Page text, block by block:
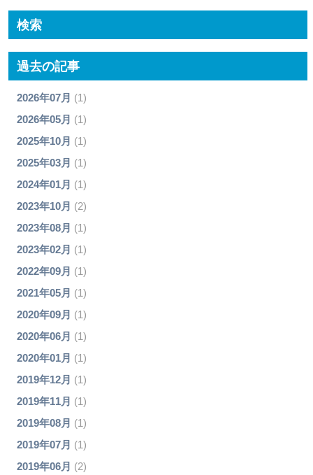
検索
過去の記事
2026年07月 (1)
2026年05月 (1)
2025年10月 (1)
2025年03月 (1)
2024年01月 (1)
2023年10月 (2)
2023年08月 (1)
2023年02月 (1)
2022年09月 (1)
2021年05月 (1)
2020年09月 (1)
2020年06月 (1)
2020年01月 (1)
2019年12月 (1)
2019年11月 (1)
2019年08月 (1)
2019年07月 (1)
2019年06月 (2)